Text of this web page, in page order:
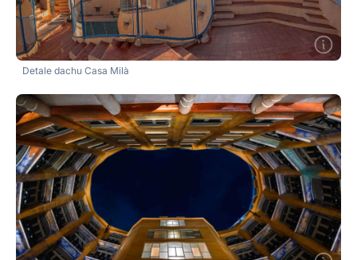
Detale dachu Casa Milà